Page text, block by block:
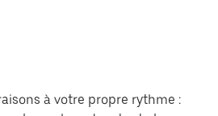
à votre propre rythme :